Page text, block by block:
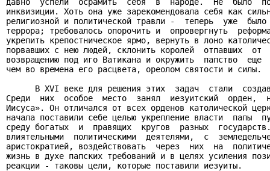
инквизиции. Хоть она уже зарекомендовала себя как
религиозной и политической травли -  теперь  уже  было
террора; требовалось опорочить и  опровергнуть
укрепить крепостническое ярмо, вернуть в лоно
порвавших с нею людей, склонить королей  отпавших  от
возвращению под иго Ватикана и окружить  папство  еще
чем во времена его расцвета, ореолом святости и силы.
В XVI веке для решения этих  задач  стали
Среди  них  особое  место  занял  иезуитский  орден,
Иисуса». Он отличался от всех орденов католической
начала поставили себе целью укрепление власти  папы
среду богатых  и  правящих  кругов  разных
влиятельными  политическими  деятелями,  с
аристократией, воздействовать  через  них  на
жизнь в духе папских требований и в целях усиления
реакции - таковы цели, которые поставили иезуиты.